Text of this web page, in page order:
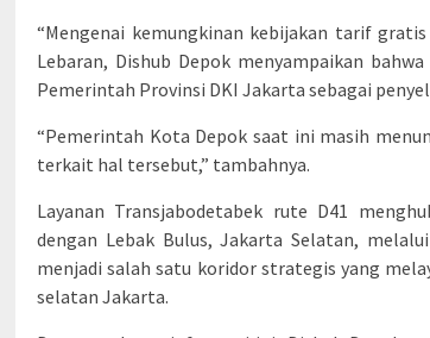
“Mengenai kemungkinan kebijakan tarif
Lebaran, Dishub Depok menyampaikan
Pemerintah Provinsi DKI Jakarta sebagai
“Pemerintah Kota Depok saat ini masih
terkait hal tersebut,” tambahnya.
Layanan Transjabodetabek rute D41
dengan Lebak Bulus, Jakarta Selatan,
menjadi salah satu koridor strategis yang
selatan Jakarta.